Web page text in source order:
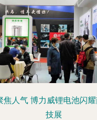
焦人气 博力威锂电池闪
技展